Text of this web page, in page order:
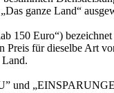
ganze Land“
150 Euro“)
Preis für dieselbe Art
Land.
und